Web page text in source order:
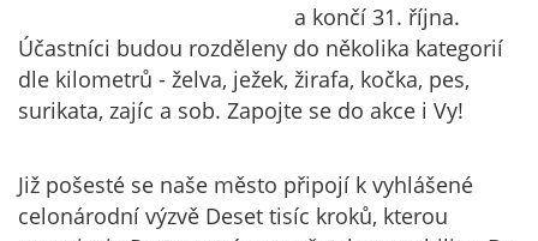
a končí 31. října.
Účastníci budou rozděleny do několika kategorií
dle kilometrů - želva, ježek, žirafa, kočka, pes,
surikata, zajíc a sob. Zapojte se do akce i Vy!
Již pošesté se naše město připojí k vyhlášené
celonárodní výzvě Deset tisíc kroků, kterou